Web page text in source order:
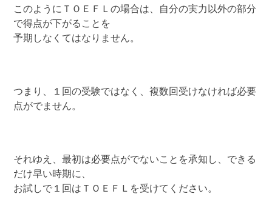
このようにＴＯＥＦＬの場合は、自分の実力以外の部分
で得点が下がることを
予期しなくてはなりません。
つまり、１回の受験ではなく、複数回受けなければ必要
点がでません。
それゆえ、最初は必要点がでないことを承知し、できる
だけ早い時期に、
お試しで１回はＴＯＥＦＬを受けてください。